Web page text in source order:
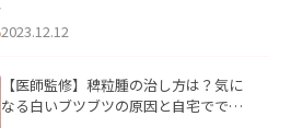
2023.12.12
【医師監修】稗粒腫の治し方は？気に
なる白いブツブツの原因と自宅ででき